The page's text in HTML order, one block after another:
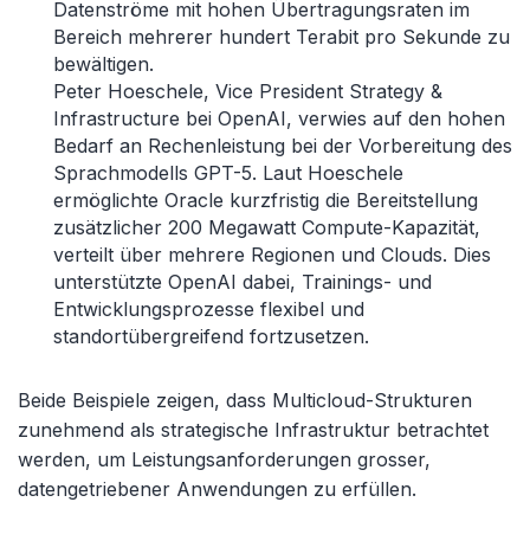
Datenströme mit hohen Übertragungsraten im
Bereich mehrerer hundert Terabit pro Sekunde zu
bewältigen.
Peter Hoeschele, Vice President Strategy &
Infrastructure bei OpenAI, verwies auf den hohen
Bedarf an Rechenleistung bei der Vorbereitung des
Sprachmodells GPT-5. Laut Hoeschele
ermöglichte Oracle kurzfristig die Bereitstellung
zusätzlicher 200 Megawatt Compute-Kapazität,
verteilt über mehrere Regionen und Clouds. Dies
unterstützte OpenAI dabei, Trainings- und
Entwicklungsprozesse flexibel und
standortübergreifend fortzusetzen.
Beide Beispiele zeigen, dass Multicloud-Strukturen
zunehmend als strategische Infrastruktur betrachtet
werden, um Leistungsanforderungen grosser,
datengetriebener Anwendungen zu erfüllen.